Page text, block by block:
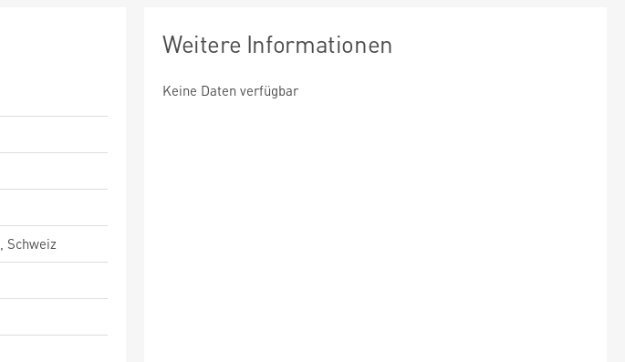
Schweiz
Weitere Informationen
Keine Daten verfügbar